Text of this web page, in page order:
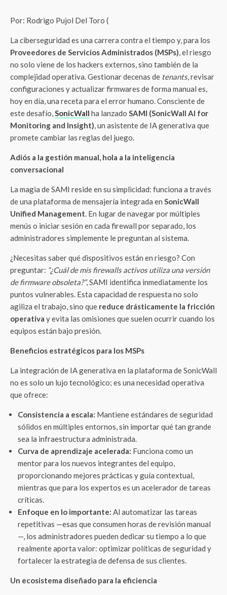
Por: Rodrigo Pujol Del Toro (
La ciberseguridad es una carrera contra el tiempo y, para los
Proveedores de Servicios Administrados (MSPs), el riesgo
no solo viene de los hackers externos, sino también de la
complejidad operativa. Gestionar decenas de tenants, revisar
configuraciones y actualizar firmwares de forma manual es,
hoy en día, una receta para el error humano. Consciente de
este desafío,SonicWall ha lanzado SAMI (SonicWall AI for
Monitoring and Insight), un asistente de IA generativa que
promete cambiar las reglas del juego.
Adiós a la gestión manual, hola a la inteligencia
conversacional
La magia de SAMI reside en su simplicidad: funciona a través
de una plataforma de mensajería integrada en SonicWall
Unified Management. En lugar de navegar por múltiples
menús o iniciar sesión en cada firewall por separado, los
administradores simplemente le preguntan al sistema.
¿Necesitas saber qué dispositivos están en riesgo? Con
preguntar: “¿Cuál de mis firewalls activos utiliza una versión
de firmware obsoleta?”, SAMI identifica inmediatamente los
puntos vulnerables. Esta capacidad de respuesta no solo
agiliza el trabajo, sino que reduce drásticamente la fricción
operativa y evita las omisiones que suelen ocurrir cuando los
equipos están bajo presión.
Beneficios estratégicos para los MSPs
La integración de IA generativa en la plataforma de SonicWall
no es solo un lujo tecnológico; es una necesidad operativa
que ofrece:
Consistencia a escala: Mantiene estándares de seguridad
sólidos en múltiples entornos, sin importar qué tan grande
sea la infraestructura administrada.
Curva de aprendizaje acelerada: Funciona como un
mentor para los nuevos integrantes del equipo,
proporcionando mejores prácticas y guía contextual,
mientras que para los expertos es un acelerador de tareas
críticas.
Enfoque en lo importante: Al automatizar las tareas
repetitivas —esas que consumen horas de revisión manual
—, los administradores pueden dedicar su tiempo a lo que
realmente aporta valor: optimizar políticas de seguridad y
fortalecer la estrategia de defensa de sus clientes.
Un ecosistema diseñado para la eficiencia